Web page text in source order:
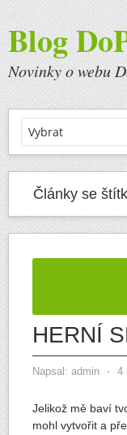
Blog
Novinky o webu
Články se
HERNÍ
Napsal: admin ⋅ 4
Jelikož mě baví
mohl vytvořit a